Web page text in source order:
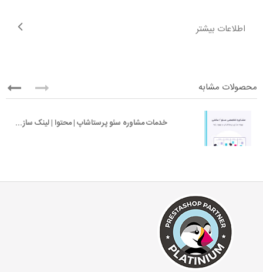
اطلاعات بیشتر
محصولات مشابه
خدمات مشاوره سئو پرستاشاپ | محتوا | لینک سازی | برندینگ